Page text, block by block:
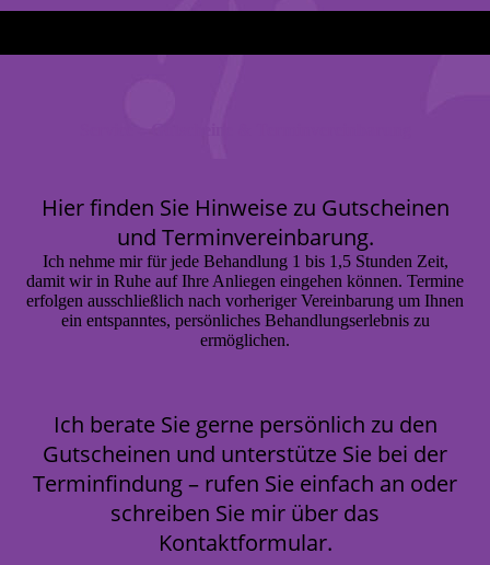
Hier finden Sie Hinweise zu Gutscheinen
und Terminvereinbarung.
Ich nehme mir für jede Behandlung 1 bis 1,5 Stunden Zeit,
damit wir in Ruhe auf Ihre Anliegen eingehen können. Termine
erfolgen ausschließlich nach vorheriger Vereinbarung um Ihnen
ein entspanntes, persönliches Behandlungserlebnis zu
ermöglichen.
Ich berate Sie gerne persönlich zu den
Gutscheinen und unterstütze Sie bei der
Terminfindung – rufen Sie einfach an oder
schreiben Sie mir über das
Kontaktformular.